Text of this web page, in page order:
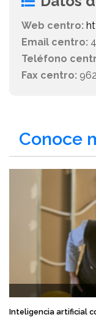
Web centro:
Email centro:
Teléfono
Fax centro:
Conoce
Inteligencia artificial